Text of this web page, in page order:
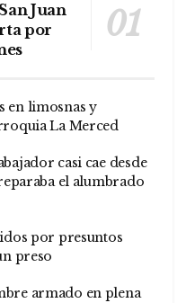
Juan
por
en limosnas y
La Merced
casi cae desde
el alumbrado
por presuntos
preso
armado en plena